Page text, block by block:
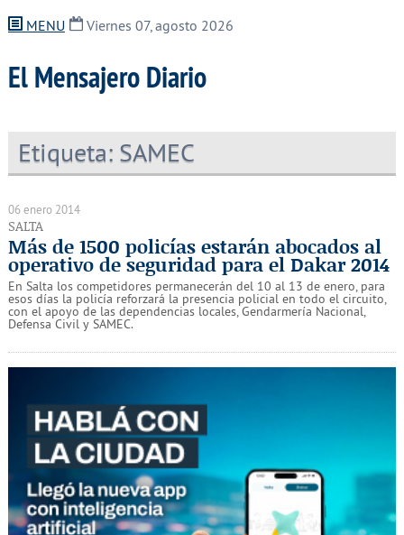
MENU Viernes 07, agosto 2026
El Mensajero Diario
Etiqueta: SAMEC
06 enero 2014
SALTA
Más de 1500 policías estarán abocados al
operativo de seguridad para el Dakar 2014
En Salta los competidores permanecerán del 10 al 13 de enero, para
esos días la policía reforzará la presencia policial en todo el circuito,
con el apoyo de las dependencias locales, Gendarmería Nacional,
Defensa Civil y SAMEC.